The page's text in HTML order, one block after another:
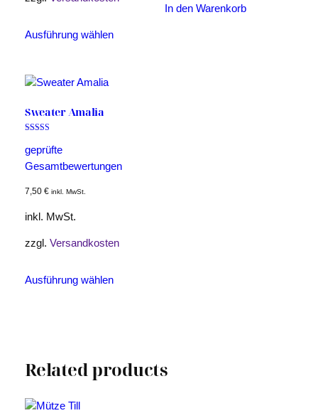
Ausführung wählenProdukt
auf
In den Warenkorb
Sweater Amalia
5.00
von 5
geprüfte
Gesamtbewertungen
7,50 € inkl. MwSt.
inkl. MwSt.
zzgl. Versandkosten
Ausführung wählenProdukt
Die
Related products